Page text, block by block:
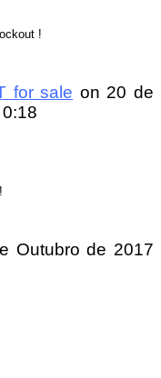
!
for sale on 20 de
Outubro de 2017